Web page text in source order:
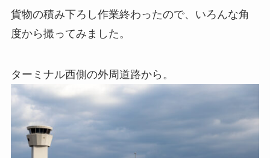
貨物の積み下ろし作業終わったので、いろんな角
度から撮ってみました。
ターミナル西側の外周道路から。